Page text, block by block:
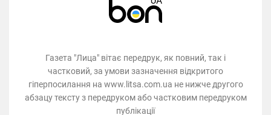
Газета "Лица" вітає передрук, як повний, так і
частковий, за умови зазначення відкритого
гіперпосилання на www.litsa.com.ua не нижче другого
абзацу тексту з передруком або частковим передруком
публікації